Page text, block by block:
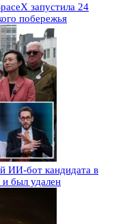
запустила 24
побережья
ИИ-бот кандидата в
и был удален